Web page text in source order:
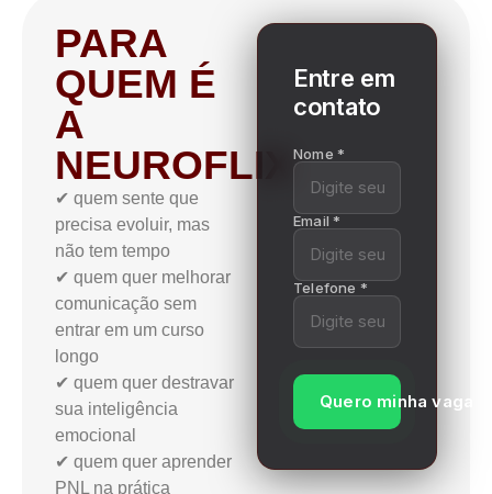
PARA
QUEM É
A
NEUROFLIX
✔ quem sente que
precisa evoluir, mas
não tem tempo
✔ quem quer melhorar
comunicação sem
entrar em um curso
longo
✔ quem quer destravar
sua inteligência
emocional
✔ quem quer aprender
PNL na prática
Entre em
contato
Nome *
Email *
Telefone *
Quero minha vaga